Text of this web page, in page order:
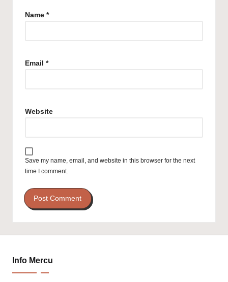
Name *
Email *
Website
Save my name, email, and website in this browser for the next
time I comment.
Info Mercu